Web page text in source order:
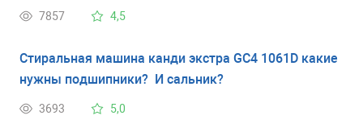
7857 4,5
Стиральная машина канди экстра GC4 1061D какие
нужны подшипники? И сальник?
3693 5,0